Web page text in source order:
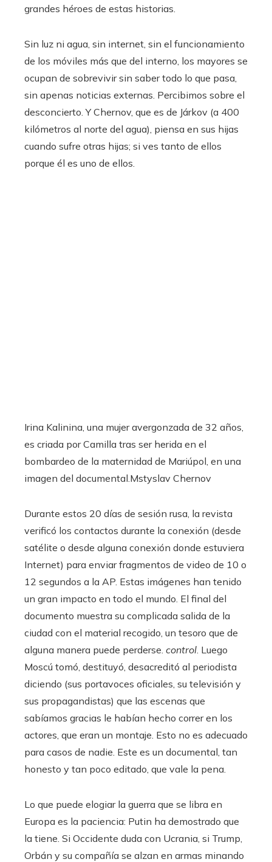
grandes héroes de estas historias.
Sin luz ni agua, sin internet, sin el funcionamiento
de los móviles más que del interno, los mayores se
ocupan de sobrevivir sin saber todo lo que pasa,
sin apenas noticias externas. Percibimos sobre el
desconcierto. Y Chernov, que es de Járkov (a 400
kilómetros al norte del agua), piensa en sus hijas
cuando sufre otras hijas; si ves tanto de ellos
porque él es uno de ellos.
Irina Kalinina, una mujer avergonzada de 32 años,
es criada por Camilla tras ser herida en el
bombardeo de la maternidad de Mariúpol, en una
imagen del documental. Mstyslav Chernov
Durante estos 20 días de sesión rusa, la revista
verificó los contactos durante la conexión (desde
satélite o desde alguna conexión donde estuviera
Internet) para enviar fragmentos de video de 10 o
12 segundos a la AP. Estas imágenes han tenido
un gran impacto en todo el mundo. El final del
documento muestra su complicada salida de la
ciudad con el material recogido, un tesoro que de
alguna manera puede perderse. control . Luego
Moscú tomó, destituyó, desacreditó al periodista
diciendo (sus portavoces oficiales, su televisión y
sus propagandistas) que las escenas que
sabíamos gracias le habían hecho correr en los
actores, que eran un montaje. Esto no es adecuado
para casos de nadie. Este es un documental, tan
honesto y tan poco editado, que vale la pena.
Lo que puede elogiar la guerra que se libra en
Europa es la paciencia: Putin ha demostrado que
la tiene. Si Occidente duda con Ucrania, si Trump,
Orbán y su compañía se alzan en armas minando